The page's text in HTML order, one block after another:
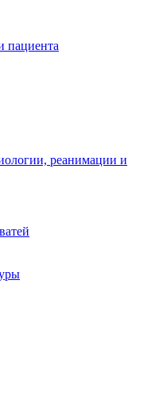
пациента
реанимации и